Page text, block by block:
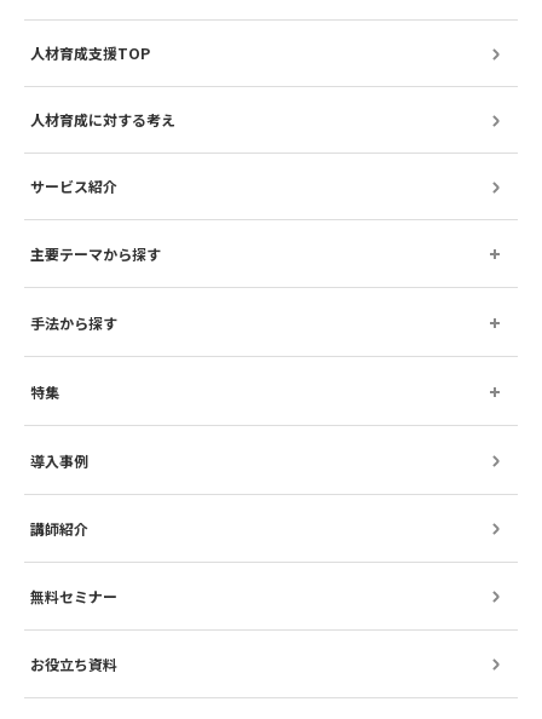
人材育成支援TOP
人材育成に対する考え
サービス紹介
主要テーマから探す
手法から探す
特集
導入事例
講師紹介
無料セミナー
お役立ち資料